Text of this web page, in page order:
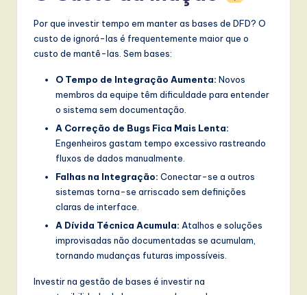
Por que investir tempo em manter as bases de DFD? O
custo de ignorá-las é frequentemente maior que o
custo de mantê-las. Sem bases:
O Tempo de Integração Aumenta: Novos
membros da equipe têm dificuldade para entender
o sistema sem documentação.
A Correção de Bugs Fica Mais Lenta:
Engenheiros gastam tempo excessivo rastreando
fluxos de dados manualmente.
Falhas na Integração: Conectar-se a outros
sistemas torna-se arriscado sem definições
claras de interface.
A Dívida Técnica Acumula: Atalhos e soluções
improvisadas não documentadas se acumulam,
tornando mudanças futuras impossíveis.
Investir na gestão de bases é investir na